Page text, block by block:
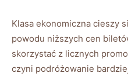
Klasa ekonomiczna cieszy
powodu niższych cen
⁣skorzystać z licznych
czyni podróżowanie